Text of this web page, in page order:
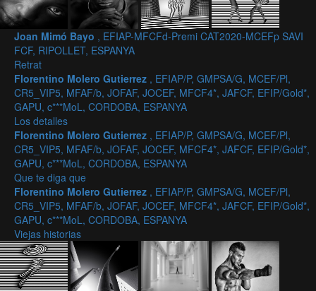
Joan Mimó Bayo , EFIAP-MFCFd-Premi CAT2020-MCEFp SAVI
FCF, RIPOLLET, ESPANYA
Retrat
Florentino Molero Gutierrez , EFIAP/P, GMPSA/G, MCEF/Pl,
CR5_VIP5, MFAF/b, JOFAF, JOCEF, MFCF4*, JAFCF, EFIP/Gold*,
GAPU, c***MoL, CORDOBA, ESPANYA
Los detalles
Florentino Molero Gutierrez , EFIAP/P, GMPSA/G, MCEF/Pl,
CR5_VIP5, MFAF/b, JOFAF, JOCEF, MFCF4*, JAFCF, EFIP/Gold*,
GAPU, c***MoL, CORDOBA, ESPANYA
Que te diga que
Florentino Molero Gutierrez , EFIAP/P, GMPSA/G, MCEF/Pl,
CR5_VIP5, MFAF/b, JOFAF, JOCEF, MFCF4*, JAFCF, EFIP/Gold*,
GAPU, c***MoL, CORDOBA, ESPANYA
Viejas historias